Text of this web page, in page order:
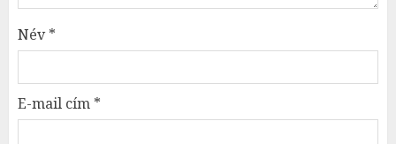
Név*
E-mail cím *